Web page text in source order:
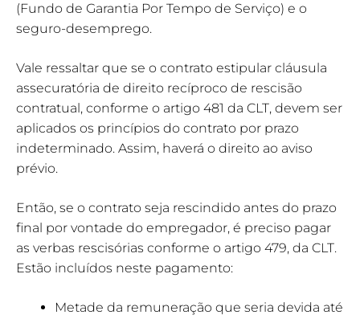
(Fundo de Garantia Por Tempo de Serviço) e o
seguro-desemprego.
Vale ressaltar que se o contrato estipular cláusula
assecuratória de direito recíproco de rescisão
contratual, conforme o artigo 481 da CLT, devem ser
aplicados os princípios do contrato por prazo
indeterminado. Assim, haverá o direito ao aviso
prévio.
Então, se o contrato seja rescindido antes do prazo
final por vontade do empregador, é preciso pagar
as verbas rescisórias conforme o artigo 479, da CLT.
Estão incluídos neste pagamento:
Metade da remuneração que seria devida até